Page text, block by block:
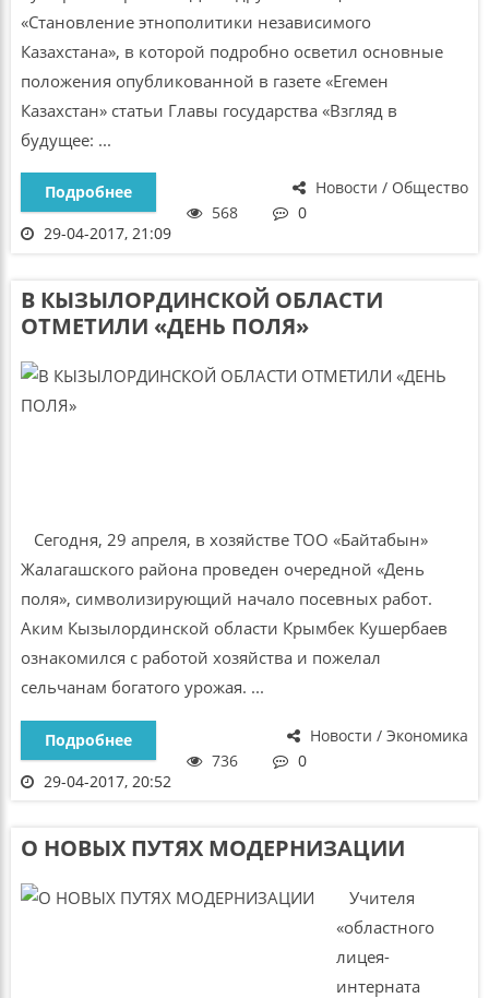
«Становление этнополитики независимого
Казахстана», в которой подробно осветил основные
положения опубликованной в газете «Егемен
Казахстан» статьи Главы государства «Взгляд в
будущее: ...
Новости / Общество
Подробнее
568
0
29-04-2017, 21:09
В КЫЗЫЛОРДИНСКОЙ ОБЛАСТИ
ОТМЕТИЛИ «ДЕНЬ ПОЛЯ»
Сегодня, 29 апреля, в хозяйстве ТОО «Байтабын»
Жалагашского района проведен очередной «День
поля», символизирующий начало посевных работ.
Аким Кызылординской области Крымбек Кушербаев
ознакомился с работой хозяйства и пожелал
сельчанам богатого урожая. ...
Новости / Экономика
Подробнее
736
0
29-04-2017, 20:52
О НОВЫХ ПУТЯХ МОДЕРНИЗАЦИИ
Учителя
«областного
лицея-
интерната